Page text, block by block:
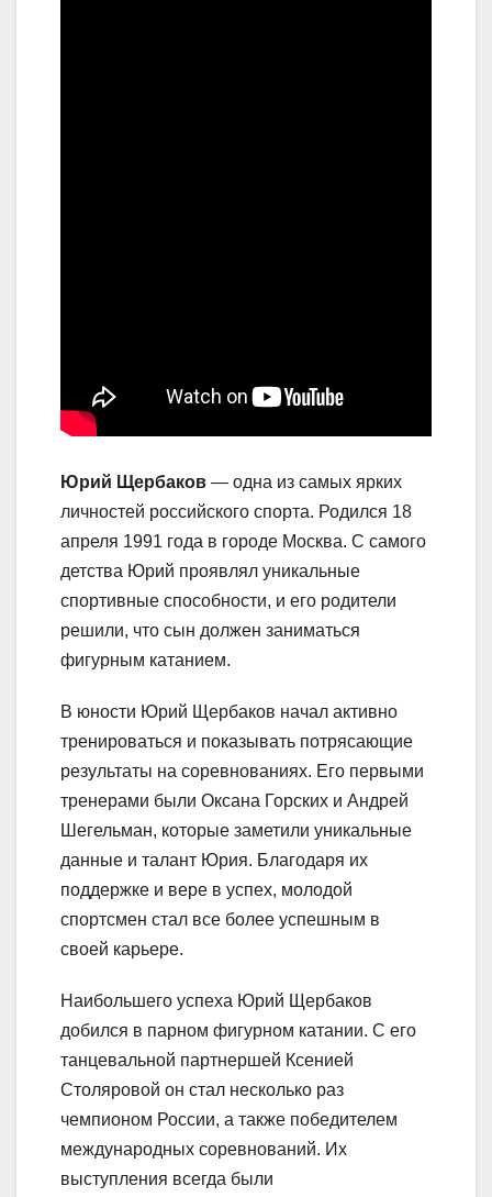
Юрий Щербаков — одна из самых ярких
личностей российского спорта. Родился 18
апреля 1991 года в городе Москва. С самого
детства Юрий проявлял уникальные
спортивные способности, и его родители
решили, что сын должен заниматься
фигурным катанием.
В юности Юрий Щербаков начал активно
тренироваться и показывать потрясающие
результаты на соревнованиях. Его первыми
тренерами были Оксана Горских и Андрей
Шегельман, которые заметили уникальные
данные и талант Юрия. Благодаря их
поддержке и вере в успех, молодой
спортсмен стал все более успешным в
своей карьере.
Наибольшего успеха Юрий Щербаков
добился в парном фигурном катании. С его
танцевальной партнершей Ксенией
Столяровой он стал несколько раз
чемпионом России, а также победителем
международных соревнований. Их
выступления всегда были